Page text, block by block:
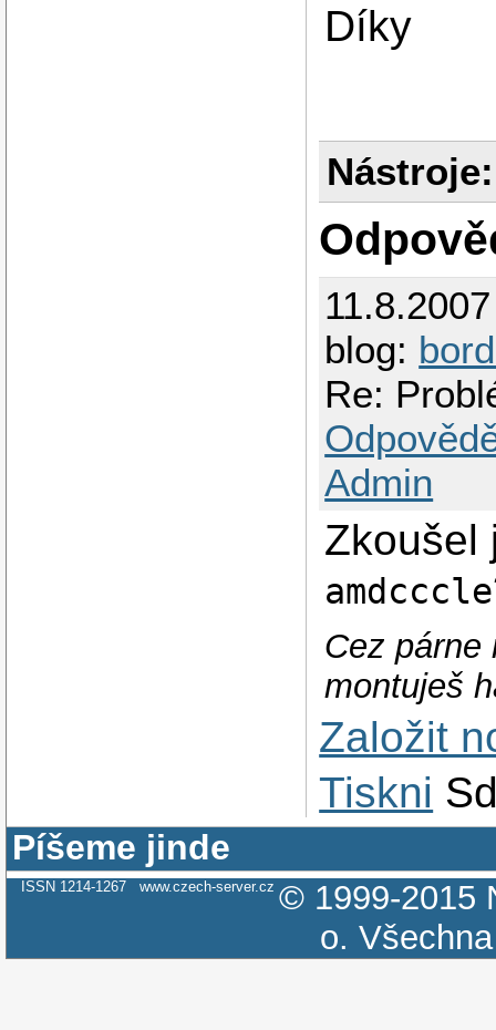
Díky
Nástroje:
blog:
Re:
Admin
Zkoušel
amdcccle
Cez párne
montuješ
Založit
Tiskni
Píšeme jinde
ISSN 1214-1267 www.czech-server.cz © 1999-2015
o.